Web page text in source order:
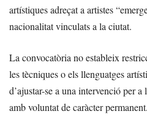
artístiques adreçat a artistes
nacionalitat vinculats a la ciutat.
La convocatòria no estableix
les tècniques o els llenguatges
d’ajustar-se a una intervenció per
amb voluntat de caràcter permanent.